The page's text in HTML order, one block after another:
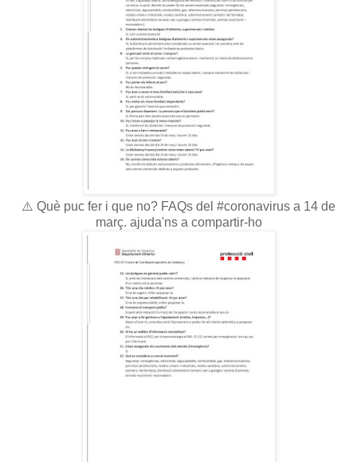
⚠️ Què puc fer i que no? FAQs del #coronavirus a 14 de
març. ajuda'ns a compartir-ho